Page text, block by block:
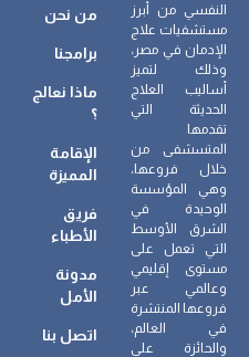
النفسي من أبرز
مستشفيات علاج
الإدمان في مصر،
وذلك لتميز
أساليب العلاج
الحديثة التي
تقدمها
المتسشفى من
خلال فروعها،
وهي المؤسسة
الوحيدة في
الشرق الأوسط
التي تعمل على
مستوى إقليمي
وعالمي عبر
فروعها المنتشرة
في العالم،
والحائزة على
من نحن
برامجنا
ماذا نعالج
؟
الإقامة
المميزة
فريق
الأطباء
مدونة
الأمل
اتصل بنا